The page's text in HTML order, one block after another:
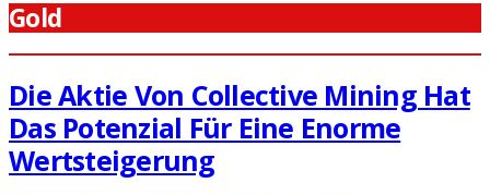
Gold
Die Aktie Von Collective Mining Hat
Das Potenzial Für Eine Enorme
Wertsteigerung